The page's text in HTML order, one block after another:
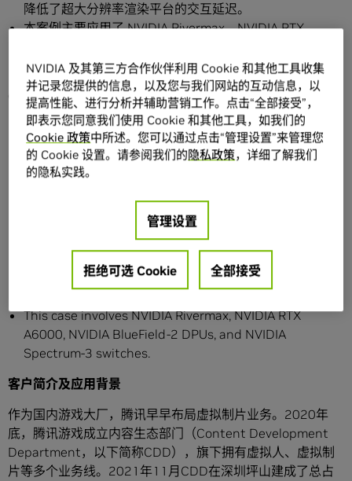
降低了超大分辨率渲染平台的交互延迟。
本案例主要应用了 NVIDIA Rivermax，NVIDIA RTX
交换机。
Case Introduction
Tencent IEG Content Development Department (CDD)
is building a next-generation ultra-large resolution
rendering platform based on advanced technologies
such as NVIDIA RTX A6000 + NVIDIA BlueField-2 DPUs
+ Spectrum-3 switches. The joint team continues to
work on technologies in the direction of ultra-low
latency video stream transmission, further reducing
rendering platforms by integrating NVIDIA Rivermax
This case involves NVIDIA Rivermax, NVIDIA RTX
A6000, NVIDIA BlueField-2 DPUs, and NVIDIA
Spectrum-3 switches.
客户简介及应用背景
作为国内游戏大厂，腾讯早早布局虚拟制片业务。2020年
底，腾讯游戏成立内容生态部门（Content Development
Department，以下简称CDD），旗下拥有虚拟人、虚拟制
片等多个业务线。2021年11月CDD在深圳坪山建成了总占
NVIDIA 及其第三方合作伙伴利用 Cookie 和其他工具收集
并记录您提供的信息，以及您与我们网站的互动信息，以
提高性能、进行分析并辅助营销工作。点击“全部接受”，
即表示您同意我们使用 Cookie 和其他工具，如我们的
Cookie 政策中所述。您可以通过点击“管理设置”来管理您
的 Cookie 设置。请参阅我们的隐私政策，详细了解我们
的隐私实践。
管理设置
拒绝可选 Cookie 全部接受